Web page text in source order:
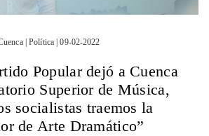
| Política | 09-02-2022
Popular dejó a Cuenca
Superior de Música,
socialistas traemos la
de Arte Dramático”